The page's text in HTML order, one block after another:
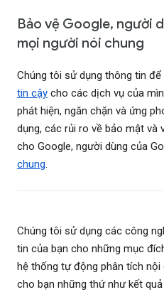
Bảo vệ Google, người
mọi người nói chung
Chúng tôi sử dụng thông tin để
tin cậy cho các dịch vụ của
phát hiện, ngăn chặn và ứng
dụng, các rủi ro về bảo mật và
cho Google, người dùng của
chung.
Chúng tôi sử dụng các công
tin của bạn cho những mục
hệ thống tự động phân tích nội
cho bạn những thứ như kết